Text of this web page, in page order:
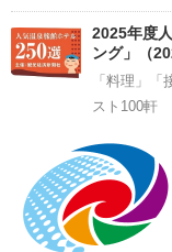
2025年度
ング」（
「料理」
スト100軒